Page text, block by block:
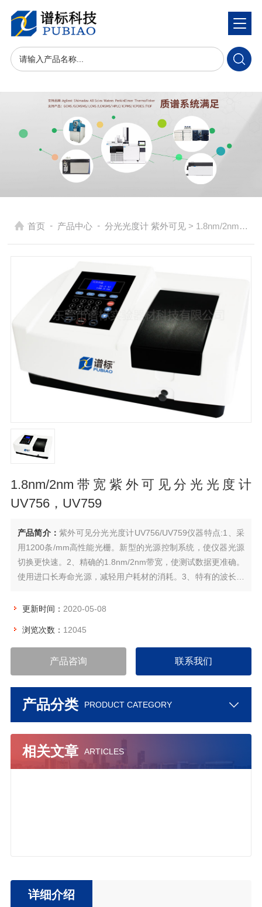
首页 - 产品中心 - 分光光度计 紫外可见 > 1.8nm/2nm带宽紫外可见分光光度计UV756，UV759
1.8nm/2nm带宽紫外可见分光光度计
UV756，UV759
产品简介： 紫外可见分光光度计UV756/UV759仪器特点:1、采
用1200条/mm高性能光栅。新型的光源控制系统，使仪器光源
切换更快速。2、精确的1.8nm/2nm带宽，使测试数据更准确。
使用进口长寿命光源，减轻用户耗材的消耗。3、特有的波长控
4、采用进口的光电转换器，使仪器的灵敏度更高。
更新时间： 2020-05-08
浏览次数： 12045
产品咨询 联系我们
产品分类 PRODUCT CATEGORY
相关文章 ARTICLES
详细介绍